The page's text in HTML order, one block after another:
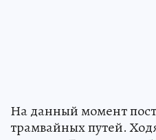
На данный момент
трамвайных путей.